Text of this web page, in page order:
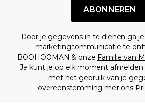
ABONNEREN
Door je gegevens in te dienen ga
marketingcommunicatie te
BOOHOOMAN & onze Familie van
Je kunt je op elk moment
met het gebruik van je
overeenstemming met ons